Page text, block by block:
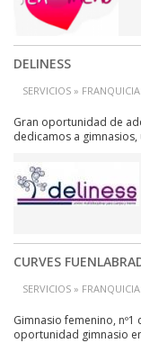
DELINESS
SERVICIOS »
Gran oportunidad de
dedicamos a
beneficios. ¿Por qué
utilidades que en el
CURVES
SERVICIOS »
Gimnasio femenino,
oportunidad gimnasio